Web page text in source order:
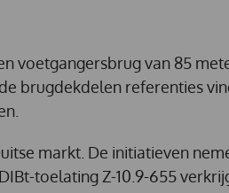
voetgangersbrug van 85
brugdekdelen referenties
markt. De initiatieven
toelating Z-10.9-655